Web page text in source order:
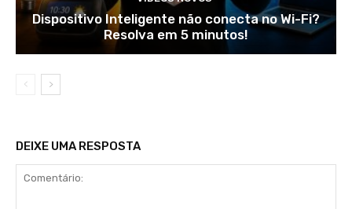
Dispositivo Inteligente não conecta no Wi-Fi?
Resolva em 5 minutos!
DEIXE UMA RESPOSTA